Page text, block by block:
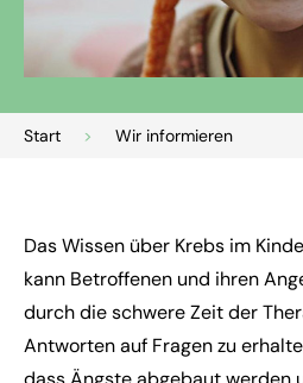
Start > Wir informieren
Das Wissen über Krebs im
kann Betroffenen und ihren
durch die schwere Zeit der
Antworten auf Fragen zu